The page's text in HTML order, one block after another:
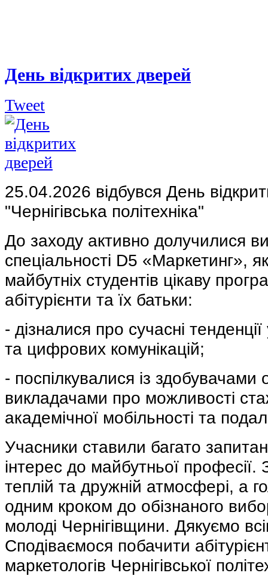
День відкритих дверей
Tweet
25.04.2026 відбувся День
"Чернігівська політехніка"
До заходу активно долучилися
спеціальності D5 «Маркетинг»,
майбутніх студентів цікаву
абітурієнти та їх батьки:
- дізналися про сучасні
та цифрових комунікацій;
- поспілкувалися із здобувачами
викладачами про можливості
академічної мобільності та
Учасники ставили багато
інтерес до майбутньої
теплій та дружній атмосфері, а
одним кроком до обізнаного
молоді Чернігівщини. Дякуємо
Сподіваємося побачити
маркетологів Чернігівської